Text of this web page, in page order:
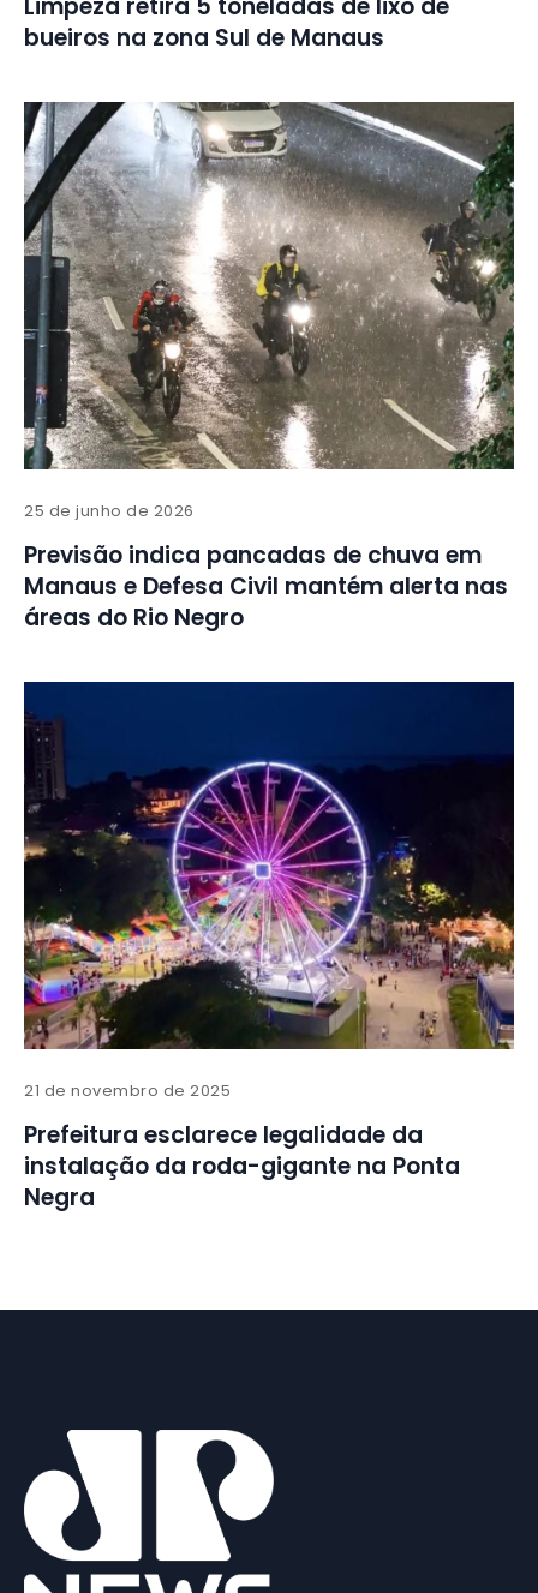
bueiros na zona Sul de Manaus
25 de junho de 2026
Previsão indica pancadas de chuva em
Manaus e Defesa Civil mantém alerta nas
áreas do Rio Negro
21 de novembro de 2025
Prefeitura esclarece legalidade da
instalação da roda-gigante na Ponta
Negra